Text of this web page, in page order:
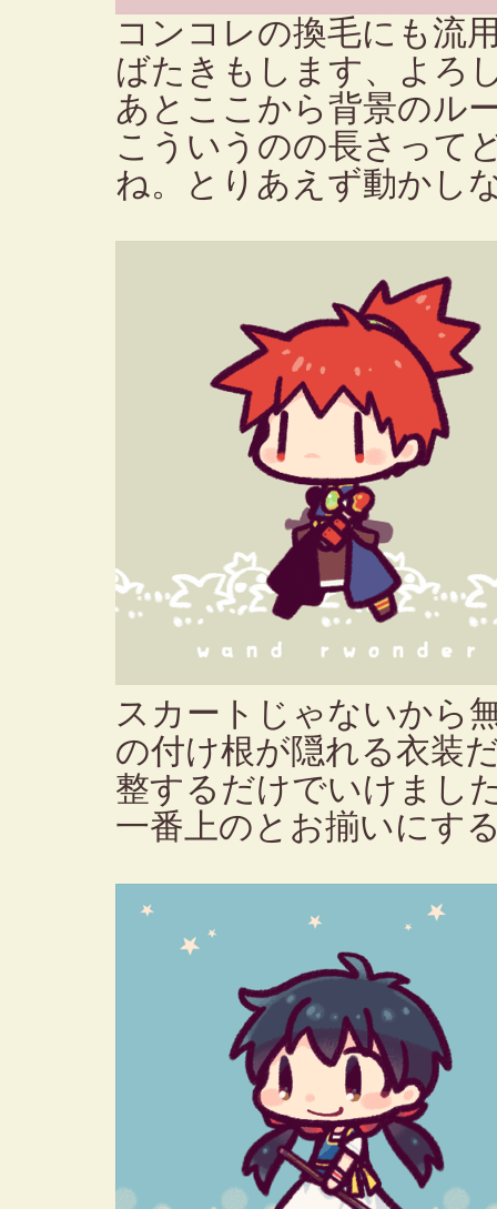
コンコレの換毛にも流
ばたきもします、よろ
あとここから背景のル
こういうのの長さって
ね。とりあえず動かし
スカートじゃないから
の付け根が隠れる衣装
整するだけでいけまし
一番上のとお揃いにす